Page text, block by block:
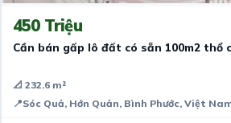
450 Triệu
Cần bán gấp lô đất có sẵn 100m2 thổ
📐 232.6 m²
📍Sóc Quả, Hớn Quản, Bình Phước, Việt